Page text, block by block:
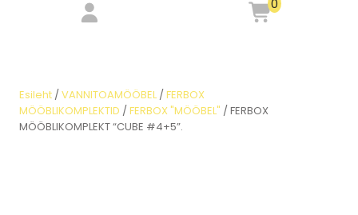
0
Esileht /VANNITOAMÖÖBEL/FERBOX
MÖÖBLIKOMPLEKTID /FERBOX "MÖÖBEL" / FERBOX
MÖÖBLIKOMPLEKT “CUBE #4+5”.